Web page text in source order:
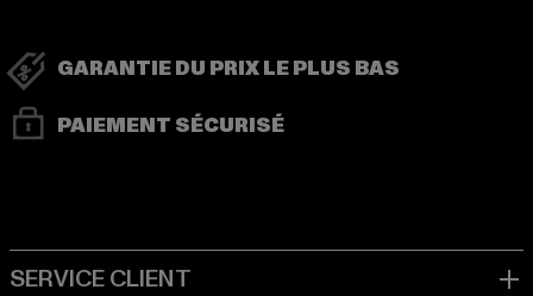
GARANTIE DU PRIX LE PLUS BAS
PAIEMENT SÉCURISÉ